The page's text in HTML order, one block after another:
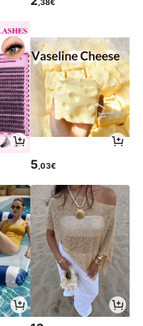
,38€
5,03€